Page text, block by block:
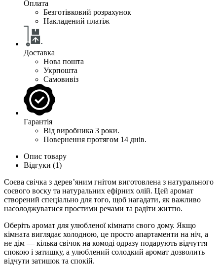
Оплата
Безготівковий розрахунок
Накладений платіж
Доставка
Нова пошта
Укрпошта
Самовивіз
Гарантія
Від виробника 3 роки.
Повернення протягом 14 днів.
Опис товару
Відгуки (1)
Соєва свічка з дерев’яним гнітом виготовлена з натурального
соєвого воску та натуральних ефірних олій. Цей аромат
створений спеціально для того, щоб нагадати, як важливо
насолоджуватися простими речами та радіти життю.
Оберіть аромат для улюбленої кімнати свого дому. Якщо
кімната виглядає холодною, це просто апартаменти на ніч, а
не дім — кілька свічок на комоді одразу подарують відчуття
спокою і затишку, а улюблений солодкий аромат дозволить
відчути затишок та спокій.